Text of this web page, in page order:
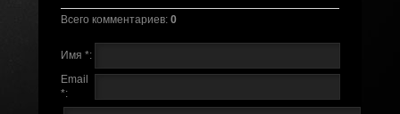
Всего комментариев: 0
Имя *:
Email
*: